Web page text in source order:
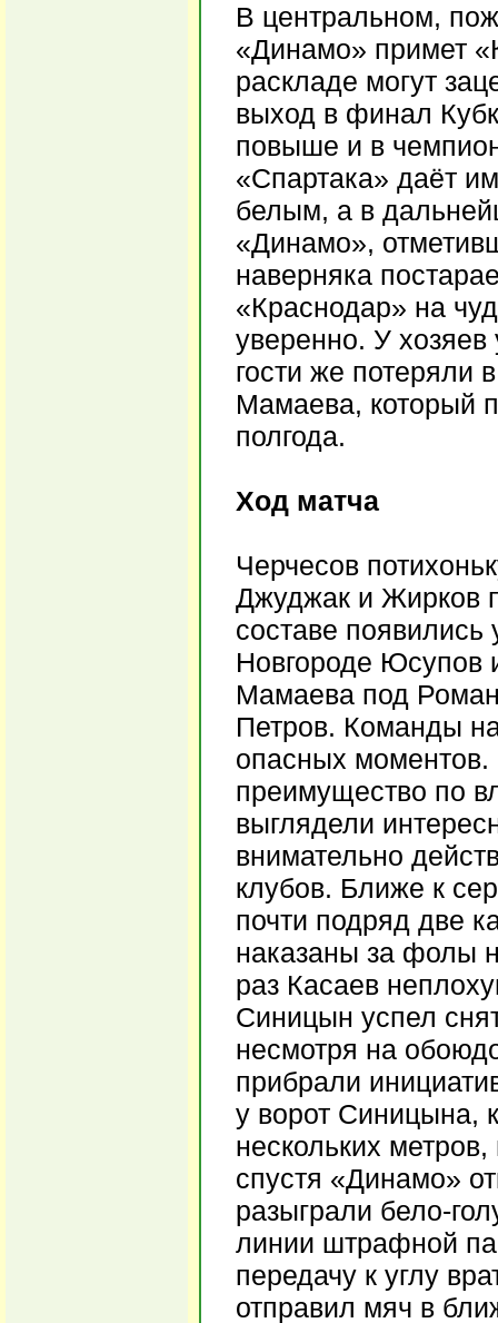
В центральном,
«Динамо» примет
раскладе могут
выход в финал
повыше и в
«Спартака» даёт
белым, а в
«Динамо»,
наверняка
«Краснодар» на
уверенно. У
гости же потеряли
Мамаева, который
полгода.
Ход матча
Черчесов
Джуджак и Жирков
составе
Новгороде Юсупов
Мамаева под
Петров. Команды
опасных
преимущество по
выглядели
внимательно
клубов. Ближе к
почти подряд две
наказаны за фолы
раз Касаев
Синицын успел
несмотря на
прибрали
у ворот Синицына,
нескольких
спустя «Динамо»
разыграли бело-
линии штрафной
передачу к углу
отправил мяч в